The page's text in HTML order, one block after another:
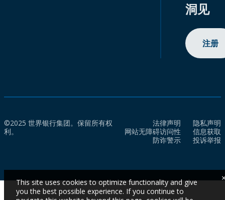
洞见
注册
©2025 世界银行集团。保留所有权
利。
法律声明
隐私声明
网站无障碍访问性
信息获取
防诈警示
投诉举报
This site uses cookies to optimize functionality and give
you the best possible experience. If you continue to